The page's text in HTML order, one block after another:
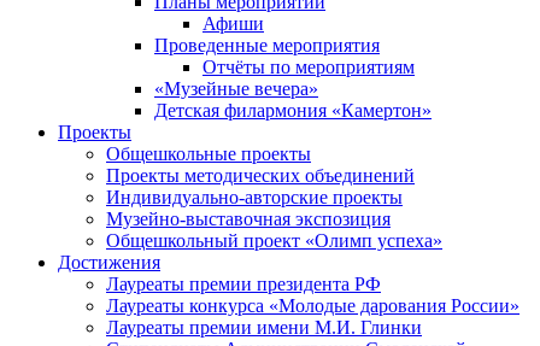
Афиши
Проведенные мероприятия
Отчёты по мероприятиям
«Музейные вечера»
Детская филармония «Камертон»
Проекты
Общешкольные проекты
Проекты методических объединений
Индивидуально-авторские проекты
Музейно-выставочная экспозиция
Общешкольный проект «Олимп успеха»
Достижения
Лауреаты премии президента РФ
Лауреаты конкурса «Молодые дарования России»
Лауреаты премии имени М.И. Глинки